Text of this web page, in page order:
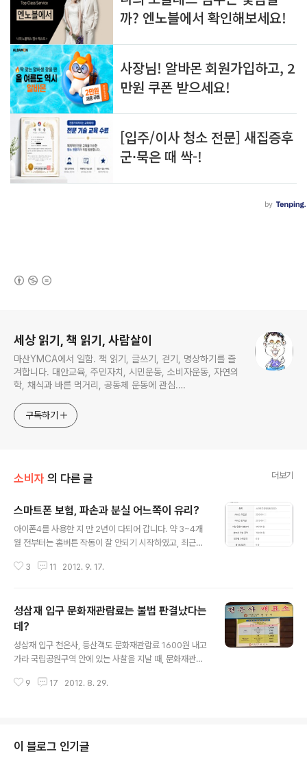
세상 읽기, 책 읽기, 사람살이
마산YMCA에서 일함. 책 읽기, 글쓰기, 걷기, 명상하기를 즐
겨합니다. 대안교육, 주민자치, 시민운동, 소비자운동, 자연의
학, 채식과 바른 먹거리, 공동체 운동에 관심.
http://www.facebook.com/ymcaman
구독하기
소비자 의 다른 글 더보기
스마트폰 보험, 파손과 분실 어느쪽이 유리?
아이폰4를 사용한 지 만 2년이 다되어 갑니다. 약 3~4개
월 전부터는 홈버튼 작동이 잘 안되기 시작하였고, 최근에
아이폰4를 샀을 때는 홈버튼과 전원버튼이 마치 화면을 터
주어 3~4회를 눌러야 겨우 작동이 되었습니다. 이런 불편
을 겪으면서도 24개월 의무사용 약정기간이 남아 있어서
그냥 참고 사용하고 있었는데, 며칠 전 술을 마시고 아이폰
을 잃어버렸습니다. 그날 저녁 움직였던 동선을 따라 쭉 확
인을 해봐도 폰을 찾을 수가 없어서 집에 있는 낡은 전화기
를 챙겨서 통신사 대리점에 가서 임시로 개통을 하였습니
3 11 2012. 9. 17.
성삼재 입구 문화재관람료는 불법 판결났다는
데?
성삼재 입구 천은사, 등산객도 문화재관람료 1600원 내고
가라 국립공원구역 안에 있는 사찰을 지날 때, 문화재관람
가요? 지난 8월 중순 제가 일하는 단체 회원들과 지리산 노
절에 가는 것이 아니라 노고단 등산을 하러 간다고 말했지
만 막무가내로 어른 1명당 1600원씩 문화재관람료를 받
9 17 2012. 8. 29.
이 블로그 인기글